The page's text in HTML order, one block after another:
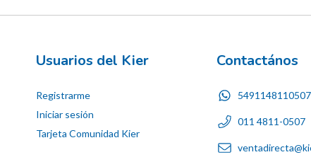
Usuarios del Kier
Registrarme
Iniciar sesión
Tarjeta Comunidad Kier
Contactános
5491148110507
011 4811-0507